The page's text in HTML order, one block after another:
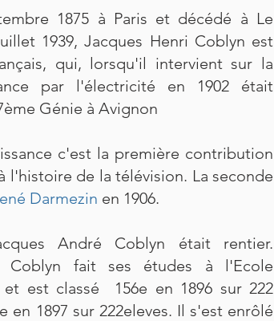
1875 à Paris et décédé à Le
1939, Jacques Henri Coblyn est
qui, lorsqu'il intervient sur la
par l'électricité en 1902 était
Génie à Avignon
c'est la première contribution
l'histoire de la télévision. La seconde
Darmezin en 1906.
André Coblyn était rentier.
Coblyn fait ses études à l'Ecole
et est classé 156e en 1896 sur 222
en 1897 sur 222eleves. Il s'est enrôlé